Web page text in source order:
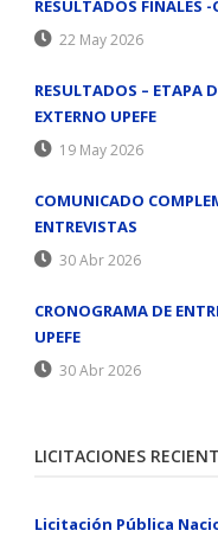
RESULTADOS FINALES
22 May 2026
RESULTADOS – ETAPA
EXTERNO UPEFE
19 May 2026
COMUNICADO
ENTREVISTAS
30 Abr 2026
CRONOGRAMA DE
UPEFE
30 Abr 2026
LICITACIONES
Licitación Pública